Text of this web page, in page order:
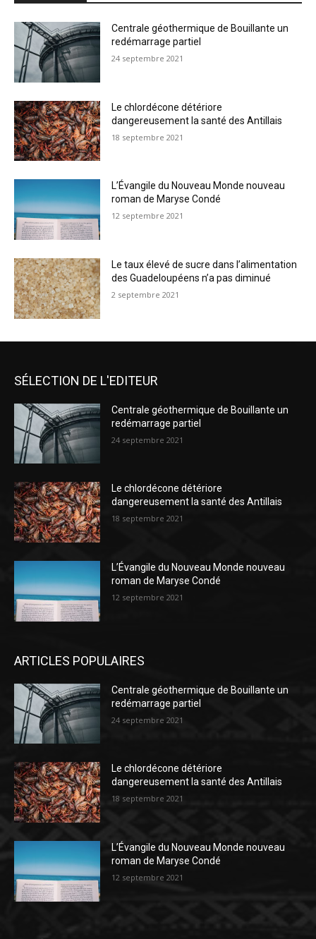
Centrale géothermique de Bouillante un
redémarrage partiel
24 septembre 2021
Le chlordécone détériore
dangereusement la santé des Antillais
18 septembre 2021
L’Évangile du Nouveau Monde nouveau
roman de Maryse Condé
12 septembre 2021
Le taux élevé de sucre dans l’alimentation
des Guadeloupéens n’a pas diminué
2 septembre 2021
SÉLECTION DE L'EDITEUR
Centrale géothermique de Bouillante un
redémarrage partiel
24 septembre 2021
Le chlordécone détériore
dangereusement la santé des Antillais
18 septembre 2021
L’Évangile du Nouveau Monde nouveau
roman de Maryse Condé
12 septembre 2021
ARTICLES POPULAIRES
Centrale géothermique de Bouillante un
redémarrage partiel
24 septembre 2021
Le chlordécone détériore
dangereusement la santé des Antillais
18 septembre 2021
L’Évangile du Nouveau Monde nouveau
roman de Maryse Condé
12 septembre 2021